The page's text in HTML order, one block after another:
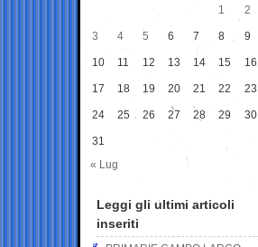
1
2
3 4 5 6 7 8 9
10 11 12 13 14 15 16
17 18 19 20 21 22 23
24 25 26 27 28 29 30
31
« Lug
Leggi gli ultimi articoli
inseriti